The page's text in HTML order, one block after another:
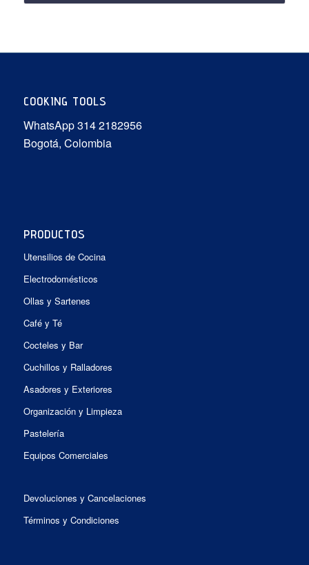
COOKING TOOLS
WhatsApp 314 2182956
Bogotá, Colombia
PRODUCTOS
Utensilios de Cocina
Electrodomésticos
Ollas y Sartenes
Café y Té
Cocteles y Bar
Cuchillos y Ralladores
Asadores y Exteriores
Organización y Limpieza
Pastelería
Equipos Comerciales
Devoluciones y Cancelaciones
Términos y Condiciones